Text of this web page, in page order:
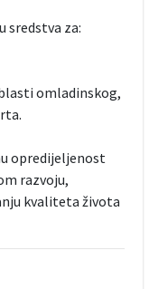
sredstva za:
omladinskog,
opredijeljenost
razvoju,
kvaliteta života